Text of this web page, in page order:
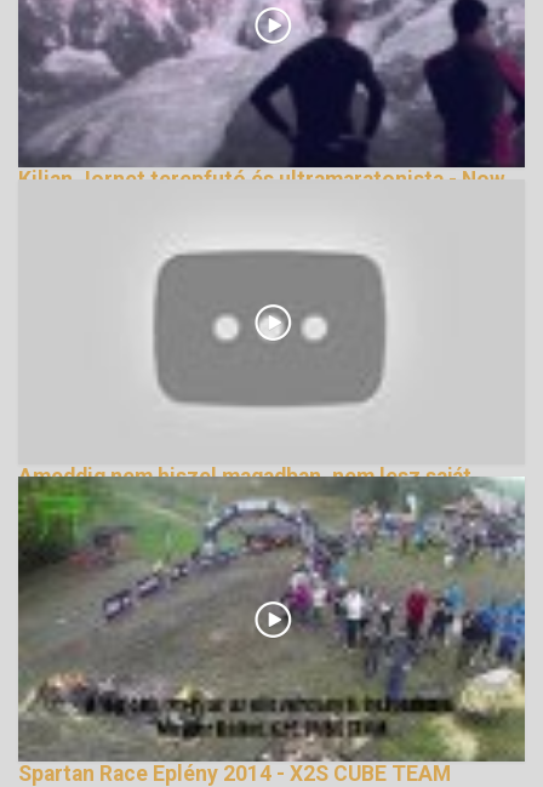
Kilian Jornet terepfutó és ultramaratonista - Now
Ameddig nem hiszel magadban, nem lesz saját
életed
159335 Nézetek
Spartan Race Eplény 2014 - X2S CUBE TEAM